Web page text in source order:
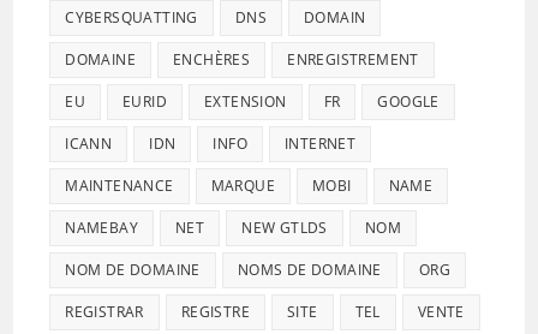
CYBERSQUATTING DNS DOMAIN
DOMAINE ENCHÈRES ENREGISTREMENT
EU EURID EXTENSION FR GOOGLE
ICANN IDN INFO INTERNET
MAINTENANCE MARQUE MOBI NAME
NAMEBAY NET NEW GTLDS NOM
NOM DE DOMAINE NOMS DE DOMAINE ORG
REGISTRAR REGISTRE SITE TEL VENTE